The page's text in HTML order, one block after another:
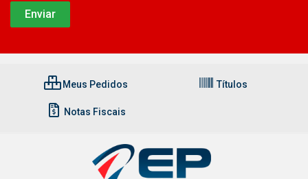
Meus Pedidos Títulos
Notas Fiscais